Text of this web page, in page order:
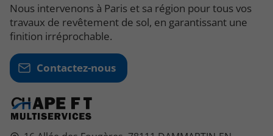
Nous intervenons à Paris et sa région pour tous vos
travaux de revêtement de sol, en garantissant une
finition irréprochable.
Contactez-nous